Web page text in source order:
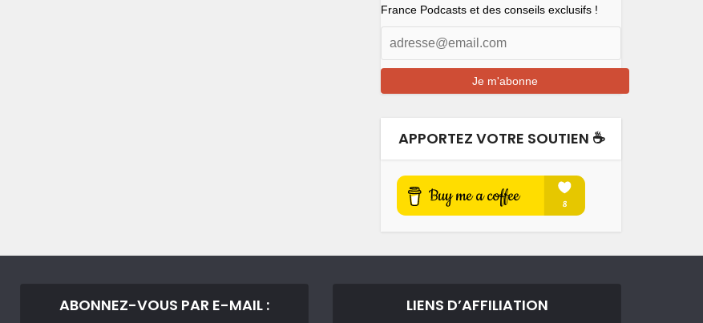
France Podcasts et des conseils exclusifs !
APPORTEZ VOTRE SOUTIEN ☕️
ABONNEZ-VOUS PAR E-MAIL : LIENS D’AFFILIATION